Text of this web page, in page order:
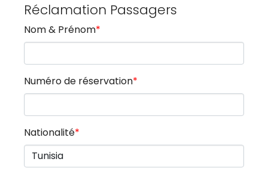
Réclamation Passagers
Nom & Prénom*
Numéro de réservation*
Nationalité*